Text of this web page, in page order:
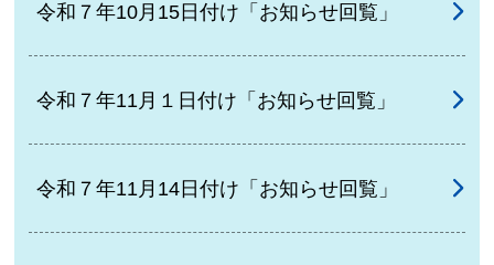
令和７年10月15日付け「お知らせ回覧」
令和７年11月１日付け「お知らせ回覧」
令和７年11月14日付け「お知らせ回覧」